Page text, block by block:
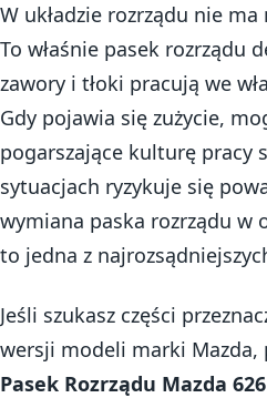
W układzie rozrządu nie
To właśnie pasek rozrządu
zawory i tłoki pracują we
Gdy pojawia się zużycie,
pogarszające kulturę pracy
sytuacjach ryzykuje się
wymiana paska rozrządu
to jedna z
Jeśli szukasz części
wersji modeli marki Mazda,
Pasek Rozrządu Mazda